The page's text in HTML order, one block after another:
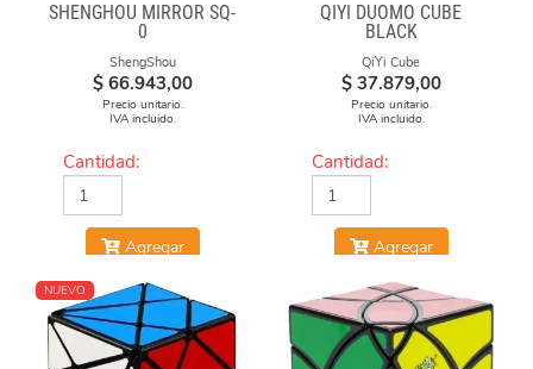
SHENGHOU MIRROR SQ-
0
ShengShou
$ 66.943,00
Precio unitario.
IVA incluido.
Cantidad:
Agregar
QIYI DUOMO CUBE
BLACK
QiYi Cube
$ 37.879,00
Precio unitario.
IVA incluido.
Cantidad:
Agregar
NUEVO